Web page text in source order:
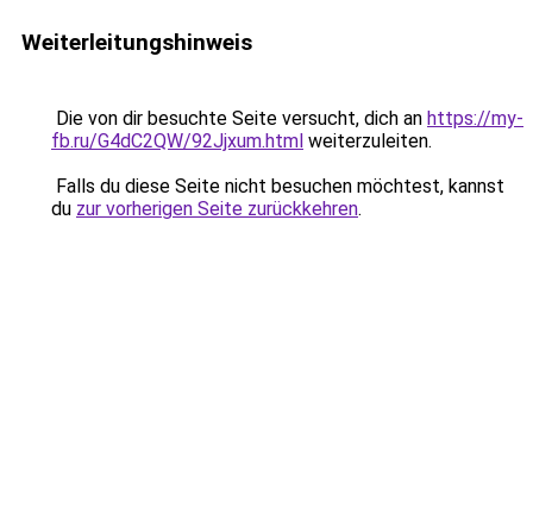
Weiterleitungshinweis
Die von dir besuchte Seite versucht, dich an https://my-
fb.ru/G4dC2QW/92Jjxum.html weiterzuleiten.
Falls du diese Seite nicht besuchen möchtest, kannst
du zur vorherigen Seite zurückkehren.